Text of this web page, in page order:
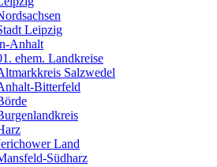
Leipzig
Anhalt
ehem. Landkreise
Salzwedel
Bitterfeld
Land
Südharz